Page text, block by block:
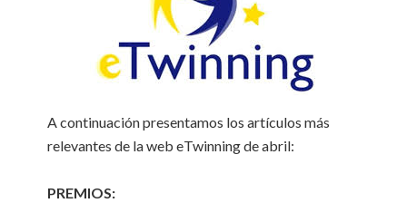
A continuación presentamos los artículos más
relevantes de la web eTwinning de abril:
PREMIOS: